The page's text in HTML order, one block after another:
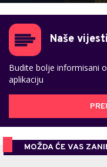
Naše
Budite bolje informisani
aplikaciju
MOŽDA ĆE VAS